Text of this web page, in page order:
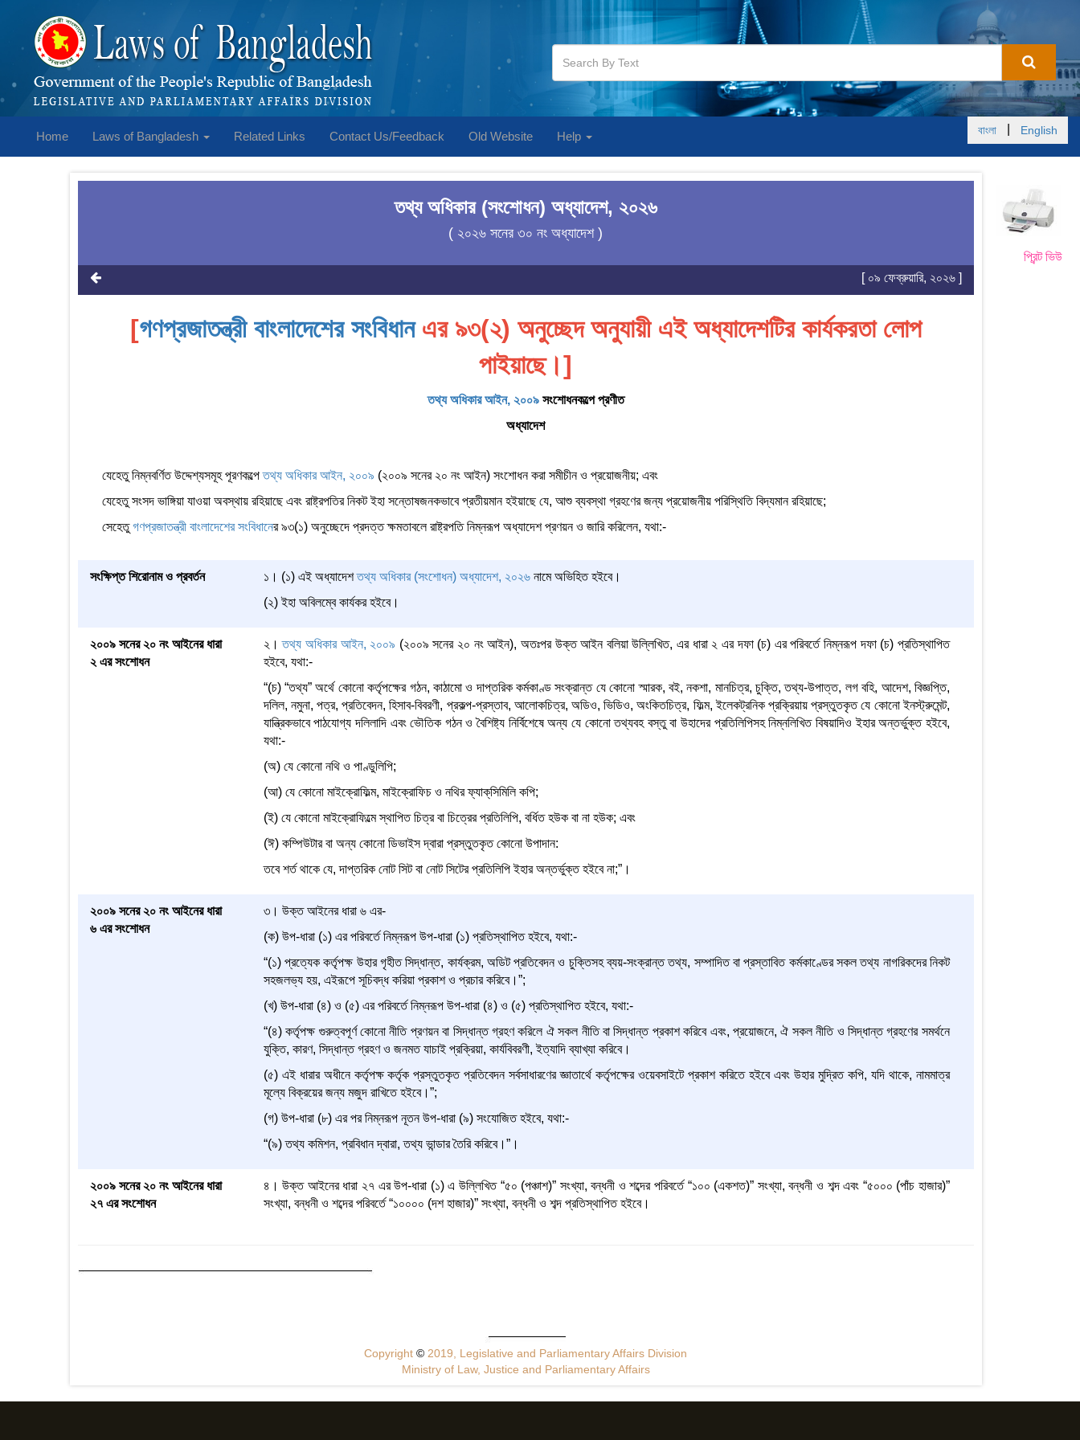
Home Laws of Bangladesh Related Links Contact Us/Feedback Old Website Help বাংলা English
প্রিন্ট ভিউ
তথ্য অধিকার (সংশোধন) অধ্যাদেশ, ২০২৬
( ২০২৬ সনের ৩০ নং অধ্যাদেশ )
[ ০৯ ফেব্রুয়ারি, ২০২৬ ]
[গণপ্রজাতন্ত্রী বাংলাদেশের সংবিধানএর ৯৩(২) অনুচ্ছেদ অনুযায়ী এই অধ্যাদেশটির কার্যকরতা লোপ
পাইয়াছে।]
তথ্য অধিকার আইন, ২০০৯সংশোধনকল্পে প্রণীত
অধ্যাদেশ
যেহেতু নিম্নবর্ণিত উদ্দেশ্যসমূহ পূরণকল্পেতথ্য অধিকার আইন, ২০০৯ (২০০৯ সনের ২০ নং আইন) সংশোধন করা সমীচীন ও প্রয়োজনীয়; এবং
যেহেতু সংসদ ভাঙ্গিয়া যাওয়া অবস্থায় রহিয়াছে এবং রাষ্ট্রপতির নিকট ইহা সন্তোষজনকভাবে প্রতীয়মান হইয়াছে যে, আশু ব্যবস্থা গ্রহণের জন্য প্রয়োজনীয় পরিস্থিতি বিদ্যমান রহিয়াছে;
সেহেতুগণপ্রজাতন্ত্রী বাংলাদেশের সংবিধানের ৯৩(১) অনুচ্ছেদে প্রদত্ত ক্ষমতাবলে রাষ্ট্রপতি নিম্নরূপ অধ্যাদেশ প্রণয়ন ও জারি করিলেন, যথা:-
সংক্ষিপ্ত শিরোনাম ও প্রবর্তন ১। (১) এই অধ্যাদেশতথ্য অধিকার (সংশোধন) অধ্যাদেশ, ২০২৬নামে অভিহিত হইবে।
(২) ইহা অবিলম্বে কার্যকর হইবে।
২০০৯ সনের ২০ নং আইনের ধারা
২ এর সংশোধন
২।তথ্য অধিকার আইন, ২০০৯ (২০০৯ সনের ২০ নং আইন), অতঃপর উক্ত আইন বলিয়া উল্লিখিত, এর ধারা ২ এর দফা (চ) এর পরিবর্তে নিম্নরূপ দফা (চ) প্রতিস্থাপিত
হইবে, যথা:-
“(চ) “তথ্য” অর্থে কোনো কর্তৃপক্ষের গঠন, কাঠামো ও দাপ্তরিক কর্মকাণ্ড সংক্রান্ত যে কোনো স্মারক, বই, নকশা, মানচিত্র, চুক্তি, তথ্য-উপাত্ত, লগ বহি, আদেশ, বিজ্ঞপ্তি,
দলিল, নমুনা, পত্র, প্রতিবেদন, হিসাব-বিবরণী, প্রকল্প-প্রস্তাব, আলোকচিত্র, অডিও, ভিডিও, অংকিতচিত্র, ফিল্ম, ইলেকট্রনিক প্রক্রিয়ায় প্রস্তুতকৃত যে কোনো ইনস্ট্রুমেন্ট,
যান্ত্রিকভাবে পাঠযোগ্য দলিলাদি এবং ভৌতিক গঠন ও বৈশিষ্ট্য নির্বিশেষে অন্য যে কোনো তথ্যবহ বস্তু বা উহাদের প্রতিলিপিসহ নিম্নলিখিত বিষয়াদিও ইহার অন্তর্ভুক্ত হইবে,
যথা:-
(অ) যে কোনো নথি ও পাণ্ডুলিপি;
(আ) যে কোনো মাইক্রোফিল্ম, মাইক্রোফিচ ও নথির ফ্যাক্‌সিমিলি কপি;
(ই) যে কোনো মাইক্রোফিল্মে স্থাপিত চিত্র বা চিত্রের প্রতিলিপি, বর্ধিত হউক বা না হউক; এবং
(ঈ) কম্পিউটার বা অন্য কোন‌ো ডিভাইস দ্বারা প্রস্তুতকৃত কোনো উপাদান:
তবে শর্ত থাকে যে, দাপ্তরিক নোট সিট বা নোট সিটের প্রতিলিপি ইহার অন্তর্ভুক্ত হইবে না;”।
২০০৯ সনের ২০ নং আইনের ধারা
৬ এর সংশোধন
৩। উক্ত আইনের ধারা ৬ এর-
(ক) উপ-ধারা (১) এর পরিবর্তে নিম্নরূপ উপ-ধারা (১) প্রতিস্থাপিত হইবে, যথা:-
“(১) প্রত্যেক কর্তৃপক্ষ উহার গৃহীত সিদ্ধান্ত, কার্যক্রম, অডিট প্রতিবেদন ও চুক্তিসহ ব্যয়-সংক্রান্ত তথ্য, সম্পাদিত বা প্রস্তাবিত কর্মকাণ্ডের সকল তথ্য নাগরিকদের নিকট
সহজলভ্য হয়, এইরূপে সূচিবদ্ধ করিয়া প্রকাশ ও প্রচার করিবে।”;
(খ) উপ-ধারা (৪) ও (৫) এর পরিবর্তে নিম্নরূপ উপ-ধারা (৪) ও (৫) প্রতিস্থাপিত হইবে, যথা:-
“(৪) কর্তৃপক্ষ গুরুত্বপূর্ণ কোনো নীতি প্রণয়ন বা সিদ্ধান্ত গ্রহণ করিলে ঐ সকল নীতি বা সিদ্ধান্ত প্রকাশ করিবে এবং, প্রয়োজনে, ঐ সকল নীতি ও সিদ্ধান্ত গ্রহণের সমর্থনে
যুক্তি, কারণ, সিদ্ধান্ত গ্রহণ ও জনমত যাচাই প্রক্রিয়া, কার্যবিবরণী, ইত্যাদি ব্যাখ্যা করিবে।
(৫) এই ধারার অধীনে কর্তৃপক্ষ কর্তৃক প্রস্তুতকৃত প্রতিবেদন সর্বসাধারণের জ্ঞাতার্থে কর্তৃপক্ষের ওয়েবসাইটে প্রকাশ করিতে হইবে এবং উহার মুদ্রিত কপি, যদি থাকে, নামমাত্র
মূল্যে বিক্রয়ের জন্য মজুদ রাখিতে হইবে।”;
(গ) উপ-ধারা (৮) এর পর নিম্নরূপ নূতন উপ-ধারা (৯) সংযোজিত হইবে, যথা:-
“(৯) তথ্য কমিশন, প্রবিধান দ্বারা, তথ্য ভান্ডার তৈরি করিবে।”।
২০০৯ সনের ২০ নং আইনের ধারা
২৭ এর সংশোধন
৪। উক্ত আইনের ধারা ২৭ এর উপ-ধারা (১) এ উল্লিখিত “৫০ (পঞ্চাশ)” সংখ্যা, বন্ধনী ও শব্দের পরিবর্তে “১০০ (একশত)” সংখ্যা, বন্ধনী ও শব্দ এবং “৫০০০ (পাঁচ হাজার)”
সংখ্যা, বন্ধনী ও শব্দের পরিবর্তে “১০০০০ (দশ হাজার)” সংখ্যা, বন্ধনী ও শব্দ প্রতিস্থাপিত হইবে।
Copyright© 2019, Legislative and Parliamentary Affairs Division
Ministry of Law, Justice and Parliamentary Affairs